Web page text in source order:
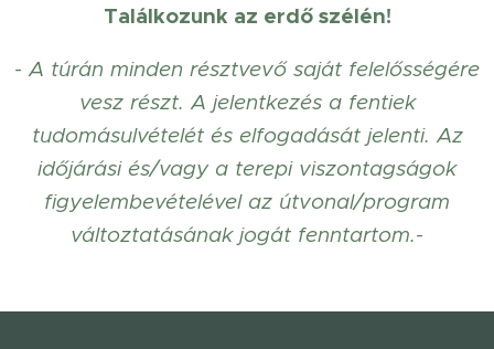
Találkozunk az erdő szélén!
- A túrán minden résztvevő saját felelősségére
vesz részt. A jelentkezés a fentiek
tudomásulvételét és elfogadását jelenti. Az
időjárási és/vagy a terepi viszontagságok
figyelembevételével az útvonal/program
változtatásának jogát fenntartom.-